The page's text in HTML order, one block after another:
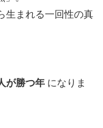
生まれる一回性の真
が勝つ年 になりま